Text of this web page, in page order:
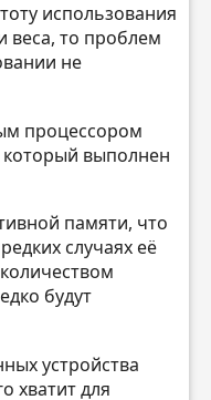
использования
веса, то проблем
не
процессором
который выполнен
памяти, что
случаях её
будут
устройства
хватит для